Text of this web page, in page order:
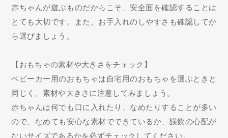
赤ちゃんが遊ぶものだからこそ、安全面を確認することは
とても大切です。また、お手入れのしやすさも確認してか
ら選びましょう。
【おもちゃの素材や大きさをチェック】
ベビーカー用のおもちゃは自宅用のおもちゃを選ぶときと
同じく、素材や大きさに注意してみましょう。
赤ちゃんは何でも口に入れたり、なめたりすることが多い
ので、なめても安心な素材でできているか、誤飲の心配が
ないサイズであるかを必ずチェックしてください。